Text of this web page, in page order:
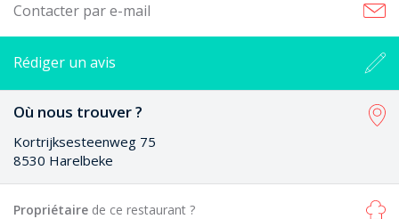
Contacter par e-mail
Rédiger un avis
Où nous trouver ?
Kortrijksesteenweg 75
8530 Harelbeke
Propriétaire de ce restaurant ?